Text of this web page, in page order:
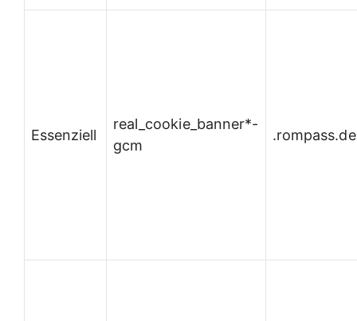
Essenziell
real_cookie_banner*-
gcm
.rompass.de